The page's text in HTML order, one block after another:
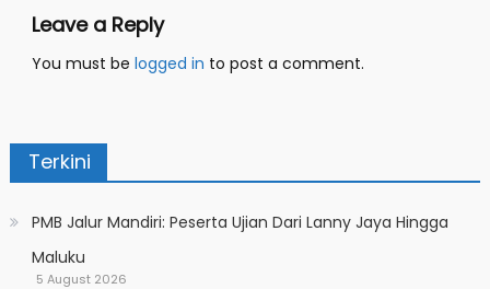
Leave a Reply
You must be logged in to post a comment.
Terkini
PMB Jalur Mandiri: Peserta Ujian Dari Lanny Jaya Hingga
Maluku
5 August 2026